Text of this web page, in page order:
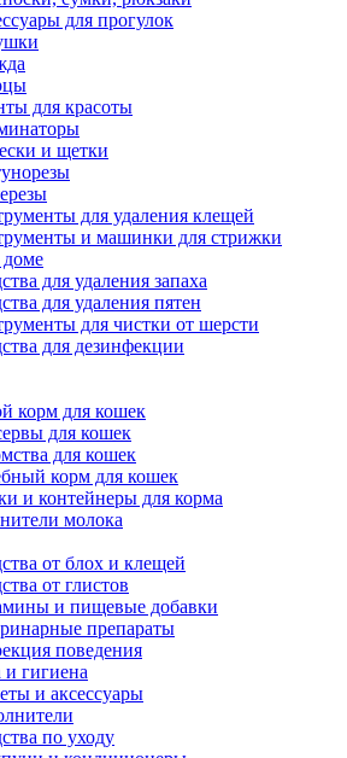
для прогулок
для красоты
и щетки
для удаления клещей
и машинки для стрижки
для удаления запаха
для удаления пятен
для чистки от шерсти
для дезинфекции
корм для кошек
для кошек
для кошек
корм для кошек
и контейнеры для корма
молока
от блох и клещей
от глистов
и пищевые добавки
препараты
поведения
и гигиена
и аксессуары
по уходу